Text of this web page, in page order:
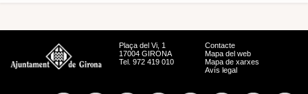
Plaça del Vi, 1
17004 GIRONA
Tel. 972 419 010
Contacte
Mapa del web
Mapa de xarxes
Avís legal